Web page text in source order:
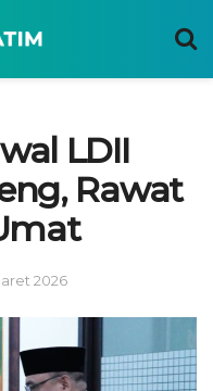
LDII
Rawat
2026